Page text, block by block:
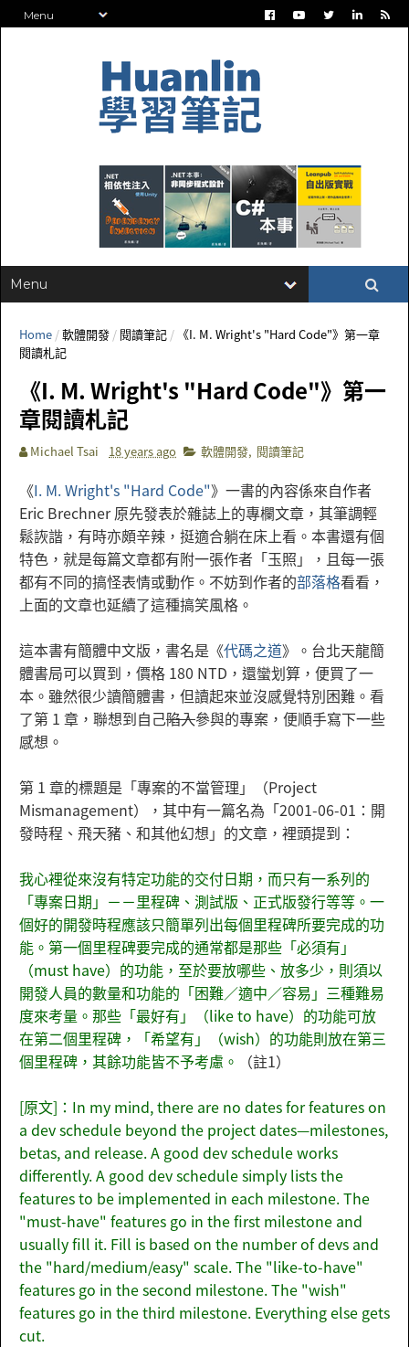
Home /軟體開發 / 閱讀筆記 / 《I. M. Wright's "Hard Code"》第一章
閱讀札記
《I. M. Wright's "Hard Code"》第一
章閱讀札記
Michael Tsai 18 years ago 軟體開發, 閱讀筆記
《I. M. Wright's "Hard Code"》一書的內容係來自作者
Eric Brechner 原先發表於雜誌上的專欄文章，其筆調輕
鬆詼諧，有時亦頗辛辣，挺適合躺在床上看。本書還有個
特色，就是每篇文章都有附一張作者「玉照」，且每一張
都有不同的搞怪表情或動作。不妨到作者的部落格看看，
上面的文章也延續了這種搞笑風格。
這本書有簡體中文版，書名是《代碼之道》。台北天龍簡
體書局可以買到，價格 180 NTD，還蠻划算，便買了一
本。雖然很少讀簡體書，但讀起來並沒感覺特別困難。看
了第 1 章，聯想到自己陷入參與的專案，便順手寫下一些
感想。
第 1 章的標題是「專案的不當管理」（Project
Mismanagement）
，其中有一篇名為「2001-06-01：開
發時程、飛天豬、和其他幻想 」的文章，裡頭提到：
我心裡從來沒有特定功能的交付日期，而只有一系列的
「專案日期」－－里程碑、測試版、正式版發行等等。一
個好的開發時程應該只簡單列出每個里程碑所要完成的功
能。第一個里程碑要完成的通常都是那些「必須有」
（must have）的功能，至於要放哪些、放多少，則須以
開發人員的數量和功能的「困難／適中／容易」三種難易
度來考量。那些「最好有」（like to have）的功能可放
在第二個里程碑，「希望有」（wish）的功能則放在第三
個里程碑，其餘功能皆不予考慮。
（註1）
[原文]：In my mind, there are no dates for features on
a dev schedule beyond the project dates—milestones,
betas, and release. A good dev schedule works
differently. A good dev schedule simply lists the
features to be implemented in each milestone. The
"must-have" features go in the first milestone and
usually fill it. Fill is based on the number of devs and
the "hard/medium/easy" scale. The "like-to-have"
features go in the second milestone. The "wish"
features go in the third milestone. Everything else gets
cut.